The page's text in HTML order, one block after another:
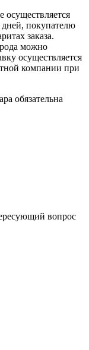
осуществляется
покупателю
заказа.
можно
осуществляется
компании при
обязательна
вопрос